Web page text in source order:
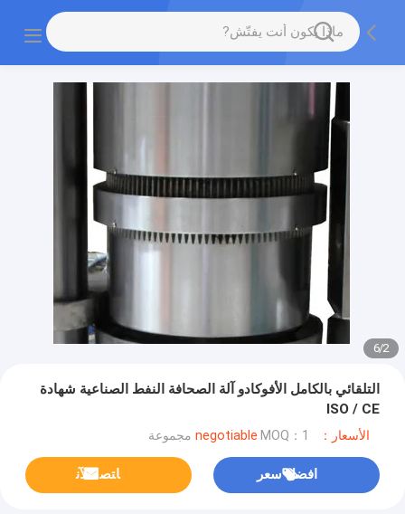
2
/
6
التلقائي بالكامل الأفوكادو آلة الصحافة النفط الصناعية شهادة
ISO / CE
الأسعار：negotiable MOQ：1 مجموعة
افضل سعر ﺎﺘﺼﻟ ﺍﻶﻧ